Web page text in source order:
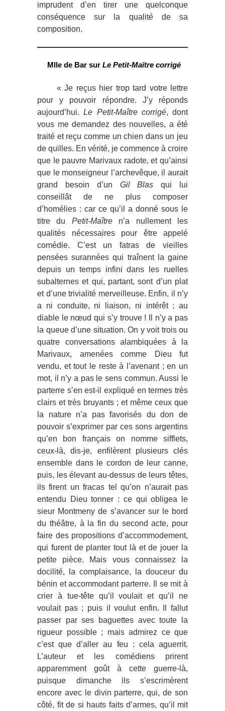
imprudent d’en tirer une quelconque
conséquence sur la qualité de sa
composition.
Mlle de Bar sur Le Petit-Maître corrigé
« Je reçus hier trop tard votre lettre
pour y pouvoir répondre. J’y réponds
aujourd’hui.Le Petit-Maître corrigé, dont
vous me demandez des nouvelles, a été
traité et reçu comme un chien dans un jeu
de quilles. En vérité, je commence à croire
que le pauvre Marivaux radote, et qu’ainsi
que le monseigneur l’archevêque, il aurait
grand besoin d’un Gil Blas qui lui
conseillât de ne plus composer
d’homélies : car ce qu’il a donné sous le
titre du Petit-Maîtren’a nullement les
qualités nécessaires pour être appelé
comédie. C’est un fatras de vieilles
pensées surannées qui traînent la gaine
depuis un temps infini dans les ruelles
subalternes et qui, partant, sont d’un plat
et d’une trivialité merveilleuse. Enfin, il n’y
a ni conduite, ni liaison, ni intérêt ; au
diable le nœud qui s’y trouve ! Il n’y a pas
la queue d’une situation. On y voit trois ou
quatre conversations alambiquées à la
Marivaux, amenées comme Dieu fut
vendu, et tout le reste à l’avenant ; en un
mot, il n’y a pas le sens commun. Aussi le
parterre s’en est-il expliqué en termes très
clairs et très bruyants ; et même ceux que
la nature n’a pas favorisés du don de
pouvoir s’exprimer par ces sons argentins
qu’en bon français on nomme sifflets,
ceux-là, dis-je, enfilèrent plusieurs clés
ensemble dans le cordon de leur canne,
puis, les élevant au-dessus de leurs têtes,
ils firent un fracas tel qu’on n’aurait pas
entendu Dieu tonner : ce qui obligea le
sieur Montmeny de s’avancer sur le bord
du théâtre, à la fin du second acte, pour
faire des propositions d’accommodement,
qui furent de planter tout là et de jouer la
petite pièce. Mais vous connaissez la
docilité, la complaisance, la douceur du
bénin et accommodant parterre. Il se mit à
crier à tue-tête qu’il voulait et qu’il ne
voulait pas ; puis il voulut enfin. Il fallut
passer par ses baguettes avec toute la
rigueur possible ; mais admirez ce que
c’est que d’aller au feu : cela aguerrit.
L’auteur et les comédiens prirent
apparemment goût à cette guerre-là,
puisque dimanche ils s’escrimèrent
encore avec le divin parterre, qui, de son
côté, fit de si hauts faits d’armes, qu’il mit